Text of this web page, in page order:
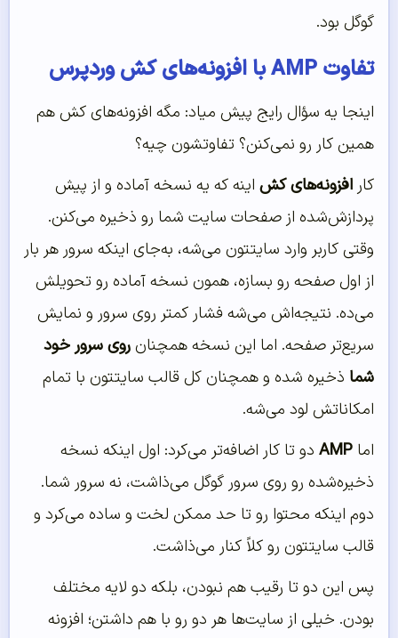
گوگل بود.
تفاوت AMP با افزونه‌های کش وردپرس
اینجا یه سؤال رایج پیش میاد: مگه افزونه‌های کش هم
همین کار رو نمی‌کنن؟ تفاوتشون چیه؟
کار افزونه‌های کش اینه که یه نسخه آماده و از پیش
پردازش‌شده از صفحات سایت شما رو ذخیره می‌کنن.
وقتی کاربر وارد سایتتون می‌شه، به‌جای اینکه سرور هر بار
از اول صفحه رو بسازه، همون نسخه آماده رو تحویلش
می‌ده. نتیجه‌اش می‌شه فشار کمتر روی سرور و نمایش
سریع‌تر صفحه. اما این نسخه همچنانروی سرور خود
شما ذخیره شده و همچنان کل قالب سایتتون با تمام
امکاناتش لود می‌شه.
اما AMP دو تا کار اضافه‌تر می‌کرد: اول اینکه نسخه
ذخیره‌شده رو روی سرور گوگل می‌ذاشت، نه سرور شما.
دوم اینکه محتوا رو تا حد ممکن لخت و ساده می‌کرد و
قالب سایتتون رو کلاً کنار می‌ذاشت.
پس این دو تا رقیب هم نبودن، بلکه دو لایه مختلف
بودن. خیلی از سایت‌ها هر دو رو با هم داشتن؛ افزونه